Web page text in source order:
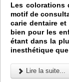
Les colorations
motif de
carie dentaire
bien pour les
étant dans la
inesthétique
Lire la suite...